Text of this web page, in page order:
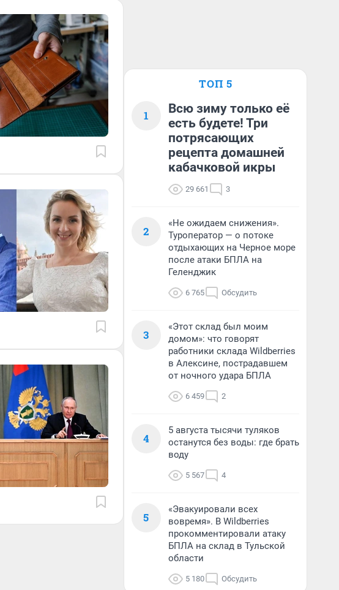
ТОП 5
1
Всю зиму только её
есть будете! Три
потрясающих
рецепта домашней
кабачковой икры
29 661 3
2
«Не ожидаем снижения».
Туроператор — о потоке
отдыхающих на Черное море
после атаки БПЛА на
Геленджик
6 765 Обсудить
3
«Этот склад был моим
домом»: что говорят
работники склада Wildberries
в Алексине, пострадавшем
от ночного удара БПЛА
6 459 2
4
5 августа тысячи туляков
останутся без воды: где брать
воду
5 567 4
5
«Эвакуировали всех
вовремя». В Wildberries
прокомментировали атаку
БПЛА на склад в Тульской
области
5 180 Обсудить